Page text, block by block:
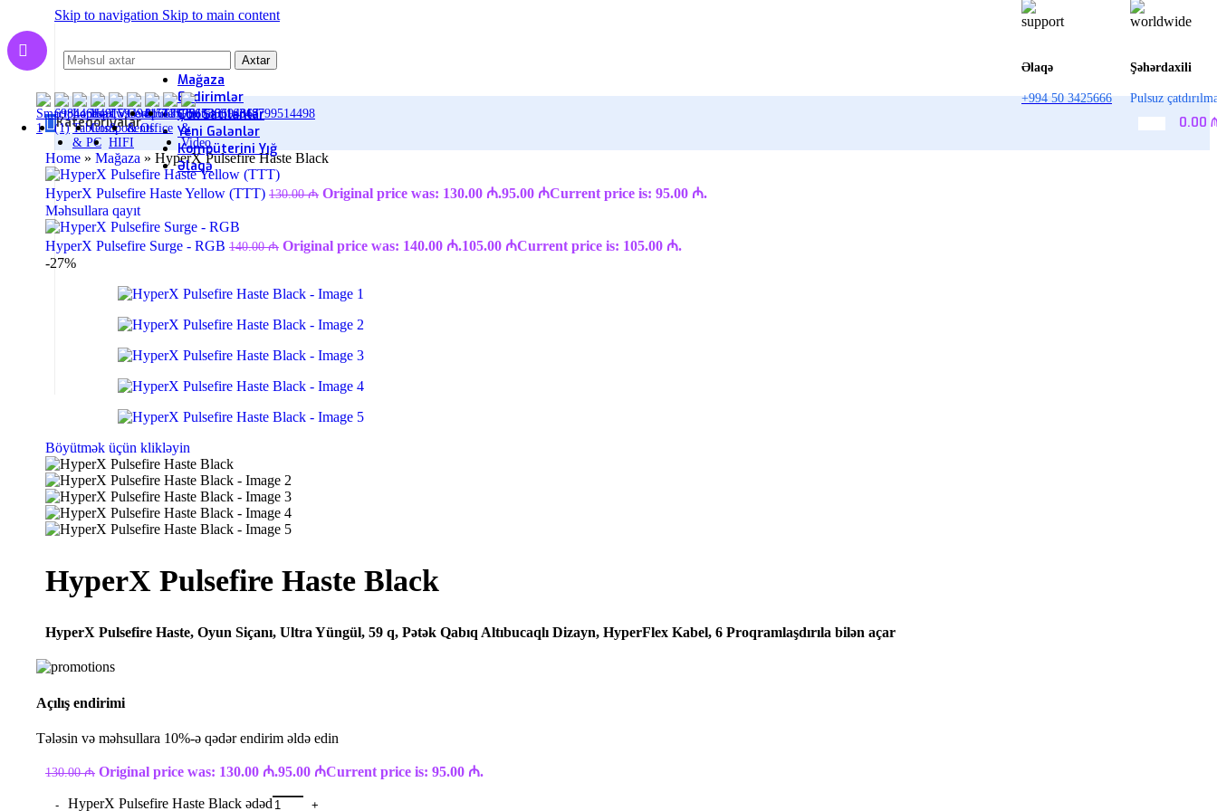
Skip to navigation Skip to main content
Axtar
Əlaqə
+994 50 3425666
Şəhərdaxili
Pulsuz
Kateqoriyalar
Mağaza
Endirimlər
Çox Satılanlar
Yeni Gələnlər
Kompüterini Yığ
Əlaqə
0.00
Home » Mağaza » HyperX Pulsefire Haste Black
HyperX Pulsefire Haste Yellow (TTT) 130.00₼ Original price was: 130.00 ₼.95.00 ₼Current price is: 95.00 ₼.
Məhsullara qayıt
HyperX Pulsefire Surge - RGB 140.00₼ Original price was: 140.00 ₼.105.00 ₼Current price is: 105.00 ₼.
-27%
Böyütmək üçün klikləyin
HyperX Pulsefire Haste Black
HyperX Pulsefire Haste, Oyun Siçanı, Ultra Yüngül, 59 q, Pətək Qabıq Altıbucaqlı Dizayn, HyperFlex Kabel, 6 Proqramlaşdırıla bilən açar
Açılış endirimi
Tələsin və məhsullara 10%-ə qədər endirim əldə edin
130.00₼ Original price was: 130.00 ₼.95.00 ₼Current price is: 95.00 ₼.
HyperX Pulsefire Haste Black ədəd